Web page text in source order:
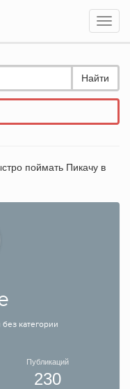
Найти
поймать Пикачу в
категории
Публикаций
230